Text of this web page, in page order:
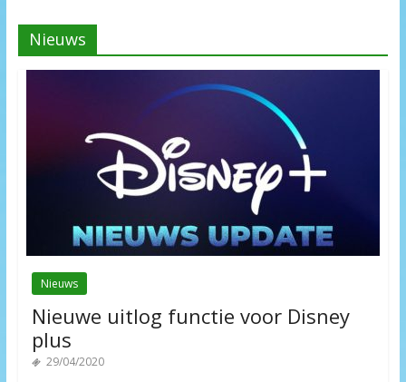
Nieuws
Nieuws
Nieuwe uitlog functie voor Disney
plus
29/04/2020